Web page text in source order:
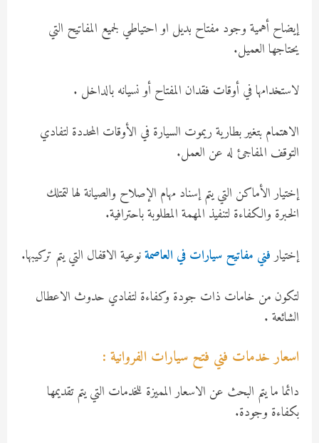
إيضاح أهمية وجود مفتاح بديل او احتياطي لجميع المفاتيح التي
يحتاجها العميل.
لاستخدامها في أوقات فقدان المفتاح أو نسيانه بالداخل .
الاهتمام بتغير بطارية ريموت السيارة في الأوقات المحددة لتفادي
التوقف المفاجئ له عن العمل.
إختيار الأماكن التي يتم إسناد مهام الإصلاح والصيانة لها لتمتلك
الخبرة والكفاءة لتنفيذ المهمة المطلوبة باحترافية.
إختيارفني مفاتيح سيارات في العاصمةنوعية الاقفال التي يتم تركيبها.
لتكون من خامات ذات جودة وكفاءة لتفادي حدوث الاعطال
الشائعة .
اسعار خدمات فني فتح سيارات الفروانية :
دائما ما يتم البحث عن الاسعار المميزة للخدمات التي يتم تقديمها
بكفاءة وجودة.